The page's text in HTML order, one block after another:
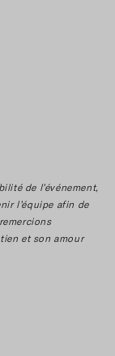
de l’événement,
l’équipe afin de
et son amour